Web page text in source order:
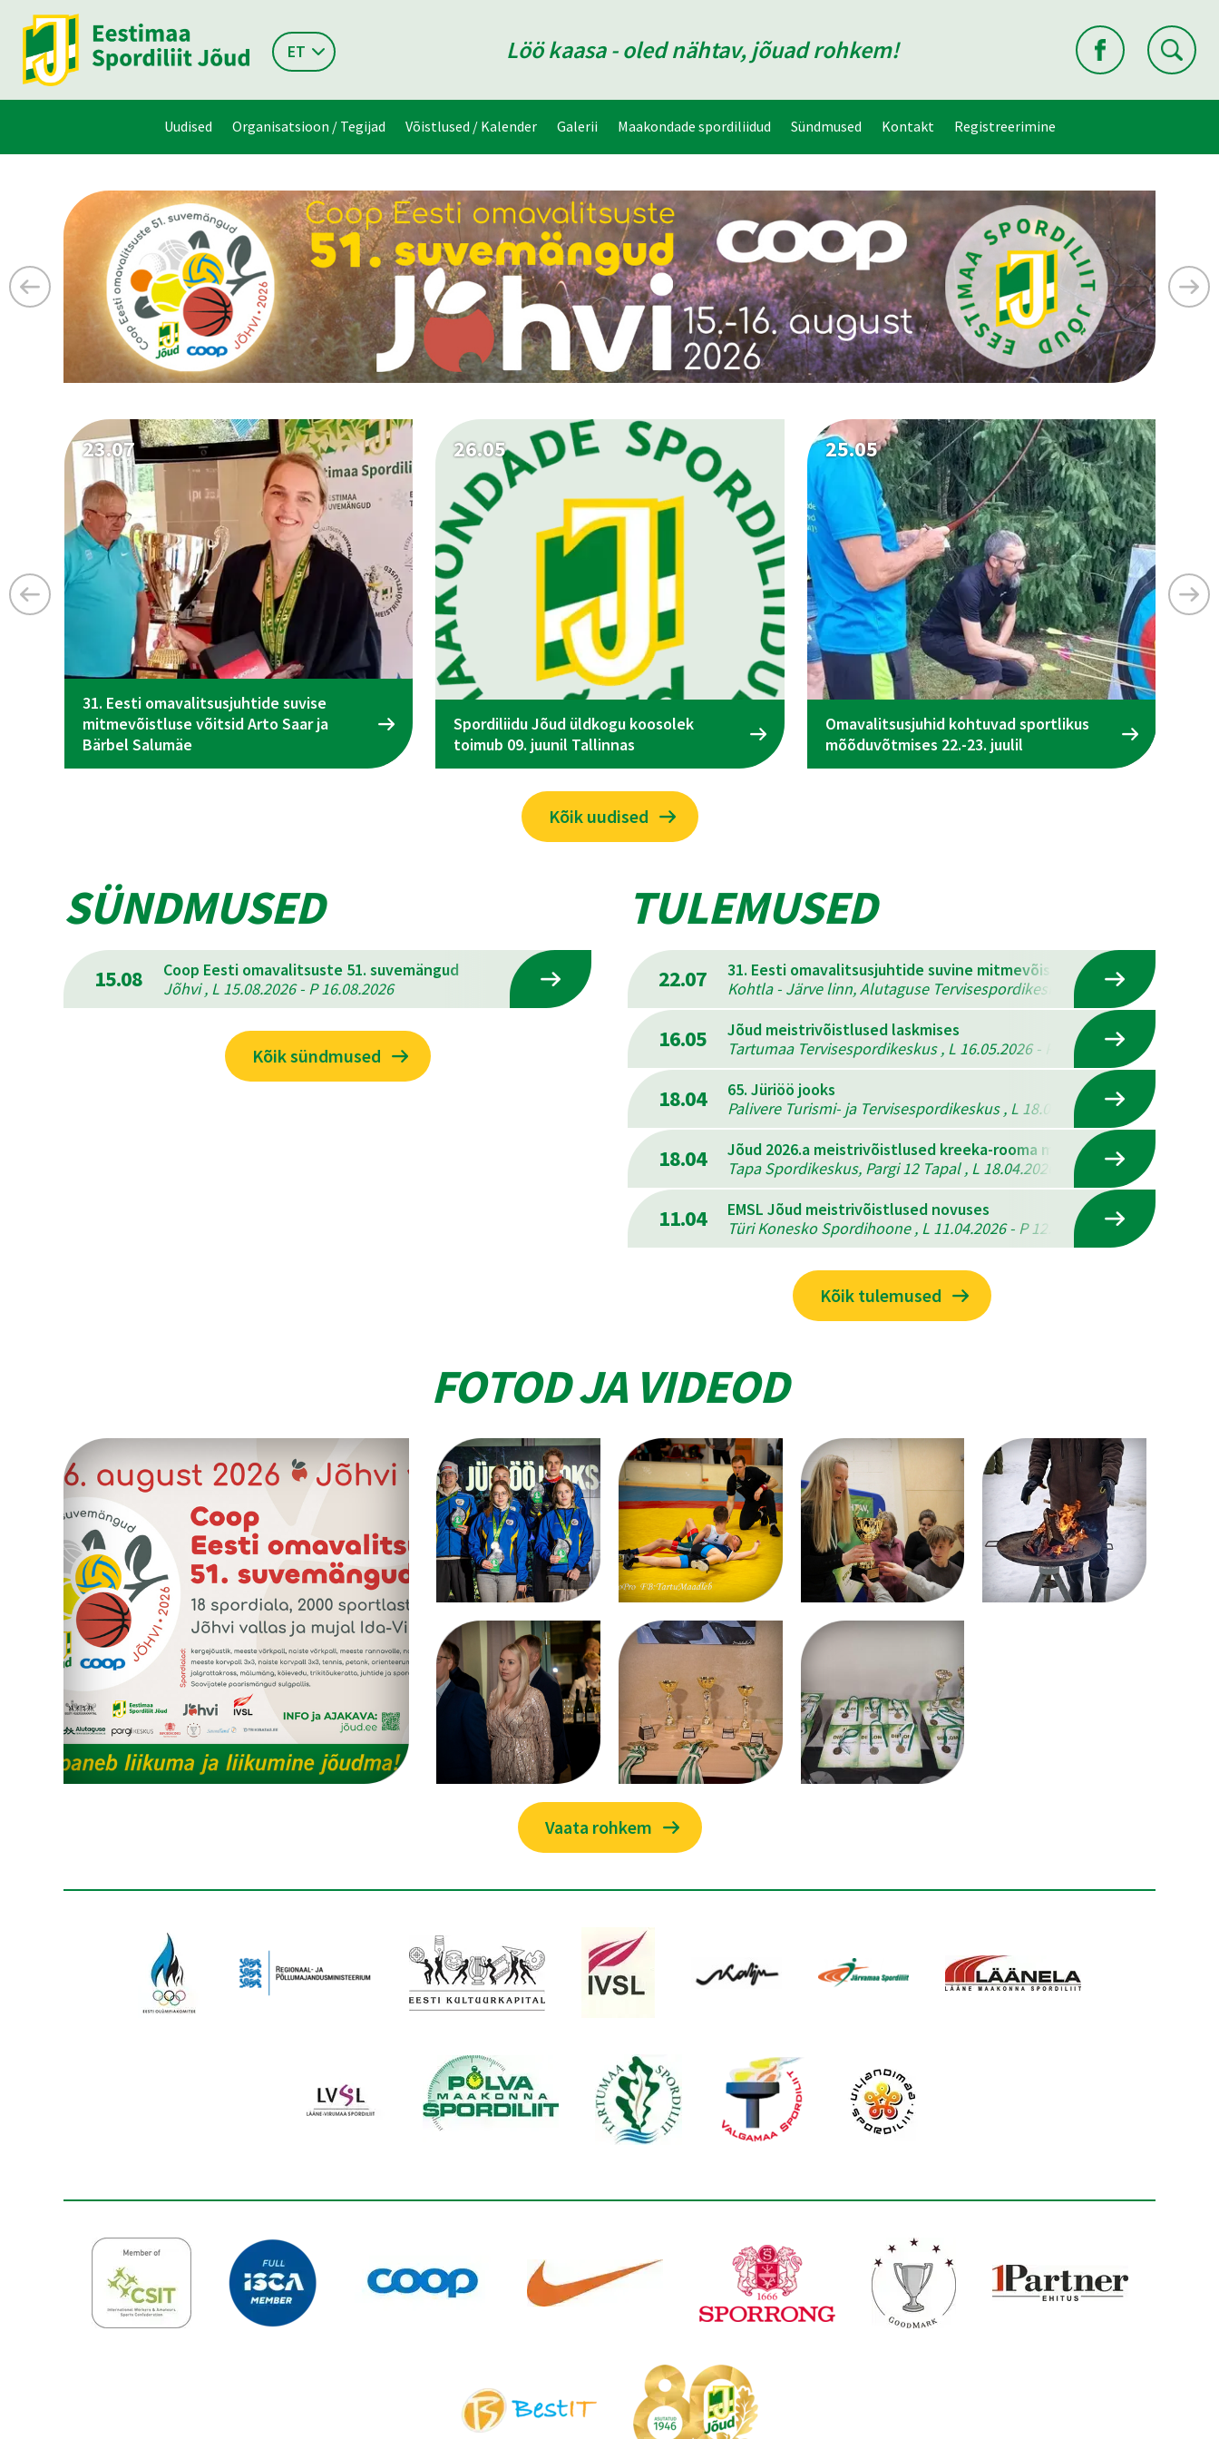
ET Löö kaasa - oled nähtav, jõuad rohkem!
Uudised Organisatsioon / Tegijad Võistlused / Kalender Galerii Maakondade spordiliidud Sündmused Kontakt Registreerimine
23.07
31. Eesti omavalitsusjuhtide suvise
mitmevõistluse võitsid Arto Saar ja
Bärbel Salumäe
26.05
Spordiliidu Jõud üldkogu koosolek
toimub 09. juunil Tallinnas
25.05
Omavalitsusjuhid kohtuvad sportlikus
mõõduvõtmises 22.-23. juulil
Kõik uudised
SÜNDMUSED
15.08
Coop Eesti omavalitsuste 51. suvemängud
Jõhvi , L 15.08.2026 - P 16.08.2026
Kõik sündmused
TULEMUSED
22.07
31. Eesti omavalitsusjuhtide suvine mitmevõistlus
Kohtla - Järve linn, Alutaguse Tervisespordikeskus , K 22.07.2026 - N
16.05
Jõud meistrivõistlused laskmises
Tartumaa Tervisespordikeskus , L 16.05.2026 - P 17.05.2026
18.04
65. Jüriöö jooks
Palivere Turismi- ja Tervisespordikeskus , L 18.04.2026 - P 19.04.2026
18.04
Jõud 2026.a meistrivõistlused kreeka-rooma maadluses,
Tapa Spordikeskus, Pargi 12 Tapal , L 18.04.2026
11.04
EMSL Jõud meistrivõistlused novuses
Türi Konesko Spordihoone , L 11.04.2026 - P 12.04.2026
Kõik tulemused
FOTOD JA VIDEOD
Vaata rohkem